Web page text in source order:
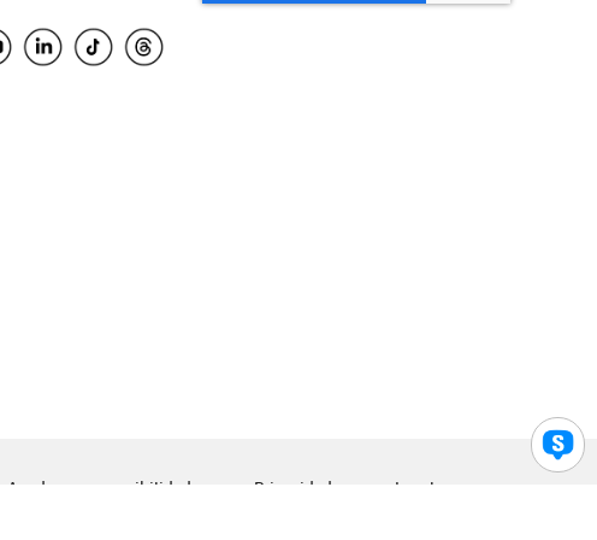
Ayuda para accesibilidad Privacidad Legal